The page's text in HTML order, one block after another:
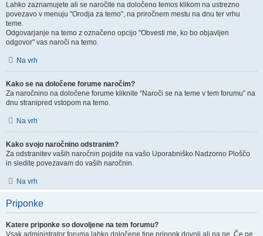
Lahko zaznamujete ali se naročite na določeno temos klikom na ustrezno
povezavo v menuju "Orodja za temo", na priročnem mestu na dnu ter vrhu
teme.
Odgovarjanje na temo z označeno opcijo "Obvesti me, ko bo objavljen
odgovor" vas naroči na temo.
Na vrh
Kako se na določene forume naročim?
Za naročnino na določene forume kliknite “Naroči se na teme v tem forumu” na
dnu stranipred vstopom na temo.
Na vrh
Kako svojo naročnino odstranim?
Za odstranitev vaših naročnin pojdite na vašo Uporabniško Nadzorno Ploščo
in sledite povezavam do vaših naročnin.
Na vrh
Priponke
Katere priponke so dovoljene na tem forumu?
Vsak administrator foruma lahko določene tipe priponk dovoli ali pa ne. Če ne